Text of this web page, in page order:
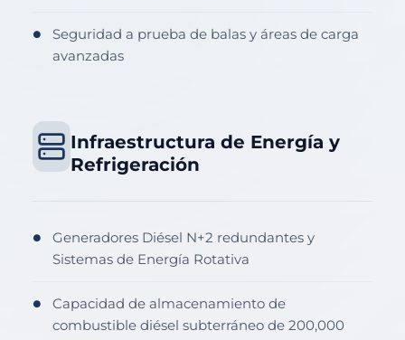
●
Seguridad a prueba de balas y áreas de carga
avanzadas
Infraestructura de Energía y
Refrigeración
●
Generadores Diésel N+2 redundantes y
Sistemas de Energía Rotativa
●
Capacidad de almacenamiento de
combustible diésel subterráneo de 200,000